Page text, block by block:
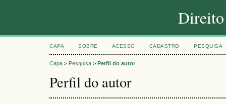
Direito
CAPA SOBRE ACESSO CADASTRO PESQUISA
Capa > Pesquisa > Perfil do autor
Perfil do autor